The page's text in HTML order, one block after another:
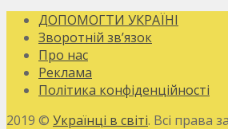
ДОПОМОГТИ УКРАЇНІ
Зворотній зв’язок
Про нас
Реклама
Політика конфіденційності
2019 © Українці в світі. Всі права